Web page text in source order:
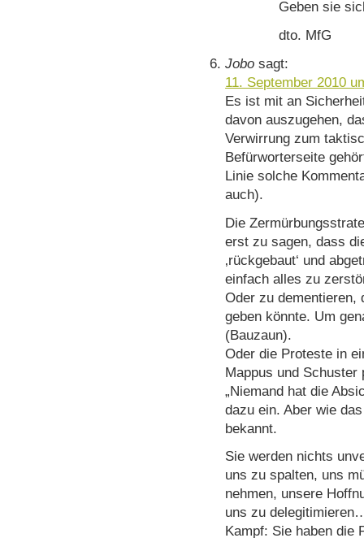
Geben sie
dto. MfG
Jobo sagt:
11. September 2010
Es ist mit an
davon auszugehen,
Verwirrung zum
Befürworterseite
Linie solche
auch).
Die
erst zu sagen, dass
‚rückgebaut‘ und
einfach alles zu
Oder zu dementieren,
geben könnte. Um
(Bauzaun).
Oder die Proteste in
Mappus und Schuster
„Niemand hat die
dazu ein. Aber wie
bekannt.
Sie werden nichts
uns zu spalten, uns
nehmen, unsere
uns zu
Kampf: Sie haben die